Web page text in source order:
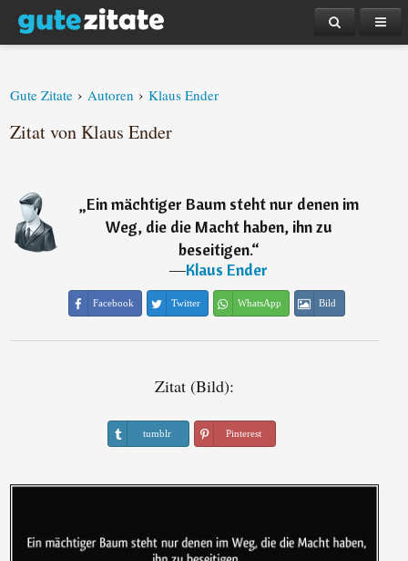
Gute Zitate › Autoren › Klaus Ender
Zitat von Klaus Ender
„Ein mächtiger Baum steht nur denen im
Weg, die die Macht haben, ihn zu
beseitigen.“
―Klaus Ender
Facebook Twitter WhatsApp Bild
Zitat (Bild):
tumblr Pinterest